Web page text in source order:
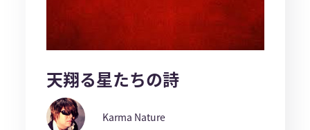
天翔る星たちの詩
Karma Nature